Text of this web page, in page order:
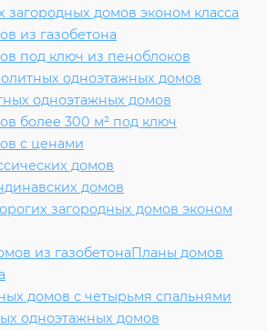
загородных домов эконом класса
из газобетона
под ключ из пеноблоков
одноэтажных домов
одноэтажных домов
более 300 м² под ключ
с ценами
домов
домов
загородных домов эконом
из газобетонаПланы домов
домов с четырьмя спальнями
одноэтажных домов